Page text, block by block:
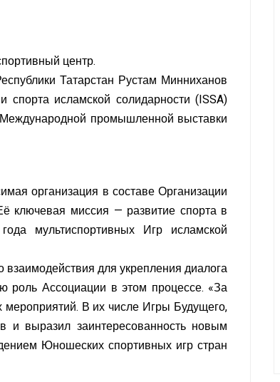
центр.
Татарстан Рустам Минниханов
спорта исламской солидарности (ISSA)
промышленной выставки
организация в составе Организации
ключевая миссия — развитие спорта в
мультиспортивных Игр исламской
для укрепления диалога
роль Ассоциации в этом процессе. «За
В их числе Игры Будущего,
выразил заинтересованность новым
Юношеских спортивных игр стран